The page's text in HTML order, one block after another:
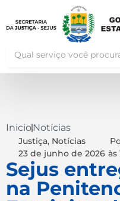
InicioNotícias
Justiça, Notícias
23 de junho de 2026 às
Sejus
na